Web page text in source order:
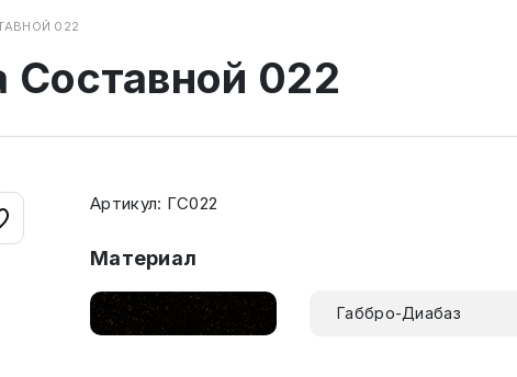
022
Составной 022
Артикул: ГС022
Материал
Габбро-Диабаз